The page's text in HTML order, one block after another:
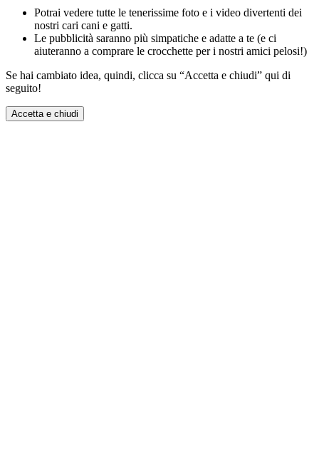
Potrai vedere tutte le tenerissime foto e i video divertenti dei
nostri cari cani e gatti.
Le pubblicità saranno più simpatiche e adatte a te (e ci
aiuteranno a comprare le crocchette per i nostri amici pelosi!)
Se hai cambiato idea, quindi, clicca su “Accetta e chiudi” qui di
seguito!
Accetta e chiudi